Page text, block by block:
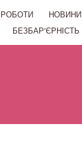
НОВИНИ
БЕЗБАР’ЄРНІСТЬ